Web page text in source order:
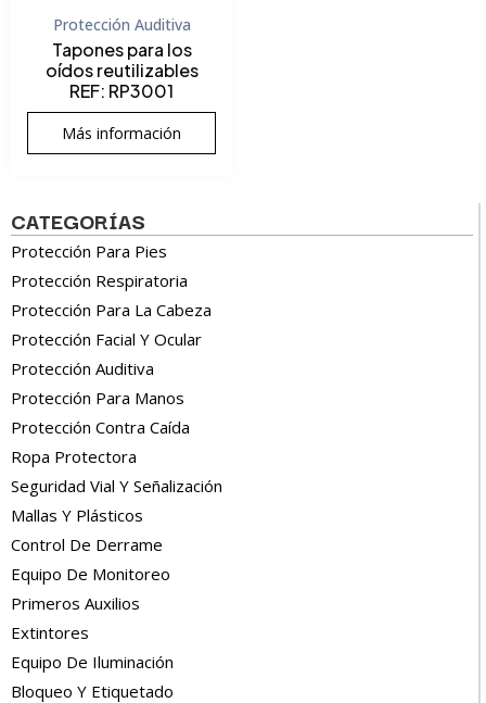
CATEGORÍAS
Protección Para Pies
Protección Respiratoria
Protección Para La Cabeza
Protección Facial Y Ocular
Protección Auditiva
Protección Para Manos
Protección Contra Caída
Ropa Protectora
Seguridad Vial Y Señalización
Mallas Y Plásticos
Control De Derrame
Equipo De Monitoreo
Primeros Auxilios
Extintores
Equipo De Iluminación
Bloqueo Y Etiquetado
Protección Auditiva
Tapones para los
oídos reutilizables
REF: RP3001
Más información